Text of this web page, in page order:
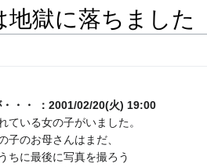
獄に落ちました
・・ ：2001/02/20(火) 19:00
ている女の子がいました。
子のお母さんはまだ、
ちに最後に写真を撮ろう